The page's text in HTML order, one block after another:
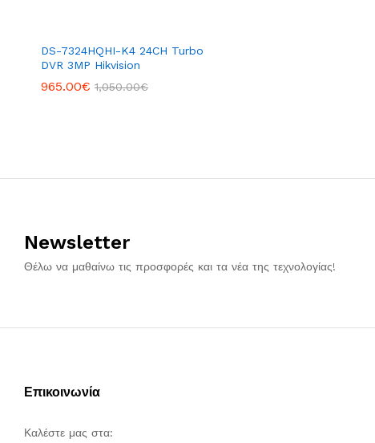
DS-7324HQHI-K4 24CH Turbo
DVR 3MP Hikvision
965.00€ 1,050.00€
Newsletter
Θέλω να μαθαίνω τις προσφορές και τα νέα της τεχνολογίας!
Επικοινωνία
Καλέστε μας στα: